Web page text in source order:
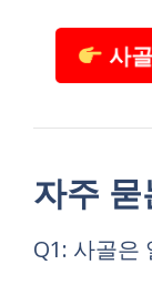
사골
자주
Q1: 사골은